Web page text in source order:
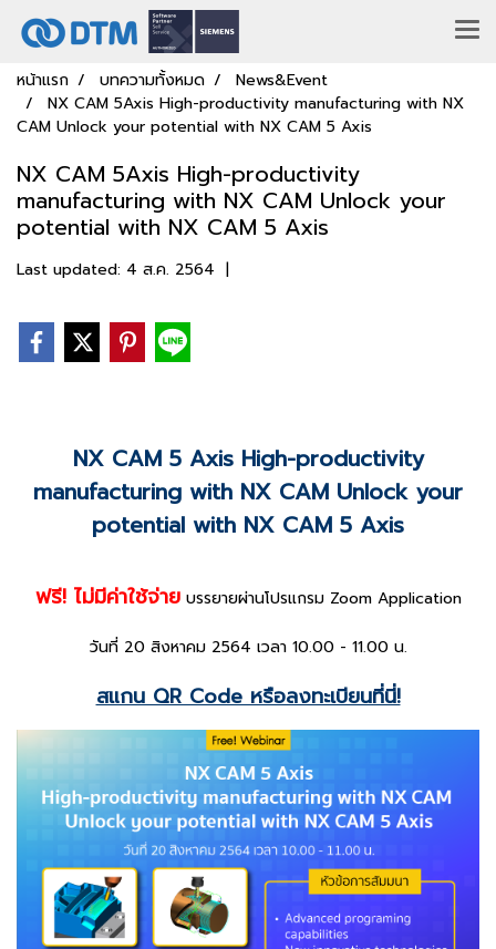
หน้าแรก บทความทั้งหมด
News&Event
NX CAM 5Axis High-productivity manufacturing with NX
CAM Unlock your potential with NX CAM 5 Axis
NX CAM 5Axis High-productivity
manufacturing with NX CAM Unlock your
potential with NX CAM 5 Axis
Last updated: 4 ส.ค. 2564 |
NX CAM 5 Axis High-productivity
manufacturing with NX CAM Unlock your
potential with NX CAM 5 Axis
ฟรี! ไม่มีค่าใช้จ่ายบรรยายผ่านโปรแกรม Zoom Application
วันที่ 20 สิงหาคม 2564 เวลา 10.00 - 11.00 น.
สแกน QR Code หรือลงทะเบียนที่นี่!